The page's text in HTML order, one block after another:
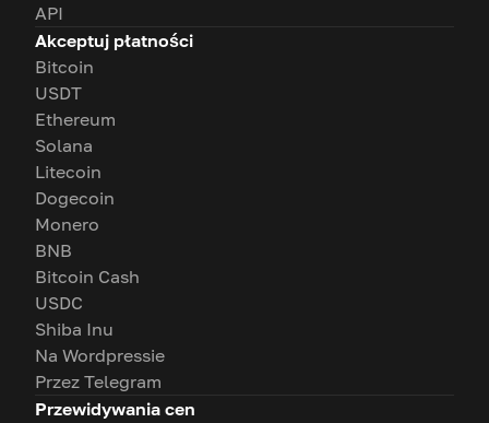
API
Akceptuj płatności
Bitcoin
USDT
Ethereum
Solana
Litecoin
Dogecoin
Monero
BNB
Bitcoin Cash
USDC
Shiba Inu
Na Wordpressie
Przez Telegram
Przewidywania cen